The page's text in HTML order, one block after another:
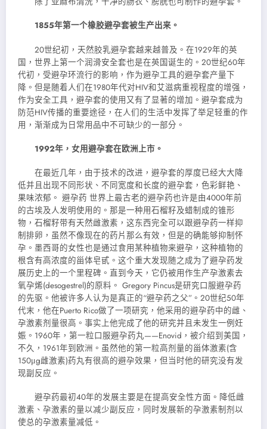
1855年第一个橡胶避孕套被生产出来。
20世纪初，天然胶乳避孕套越来越普及。在1929年的英
国，世界上第一个润滑安全套也是在英国诞生的。20世纪60年
代初，受避孕环流行的影响，作为避孕工具的避孕套产量下
降。但是随着人们在1980年代对HIV和艾滋病重视程度的增强，
作为安全工具，避孕套的使用又有了显著的增加。避孕套成为
防范HIV传播的重要途径，在人们的生活中发挥了举足轻重的作
用，渐渐成为日常用品中不可缺少的一部分。
1992年，女用避孕套在欧洲上市。
在最近几年，由于技术的改进，避孕套的厚度已经大大降
低并且出现不同形状、不同宽度和长度的避孕套，色彩鲜艳、
果味浓郁。 避孕药 世界上最古老的避孕药也许是由4000年前
的古埃及人发明使用的。 那是一种用石榴籽及蜡制成的锥形
物，石榴籽带有天然雌激素，这东西完全可以跟避孕药一样抑
制排卵，虽然不像现在的药片那么有效，但是的确能够抑制怀
孕。墨西哥的女性也是通过食用某种植物来避孕，这种植物的
根含有高浓度的甾体皂甙。这个重大发现随之成为了避孕药发
展历史上的一个里程碑。直到今天，它仍被用作生产孕激素去
氧孕烯(desogestrel)的原料。 Gregory Pincus是研究口服避孕药
的先驱。他被许多人认为是真正的“避孕药之父”。20世纪50年
代末，他在Puerto Rico做了一项研究，他采用的避孕药中的雌、
孕激素剂量很高。事实上他完成了他的研究并且未发生一例妊
娠。1960年，第一粒口服避孕药丸——Enovid，被介绍到美国，
不久，1961年到欧洲。虽然他的第一粒高剂量的甾体激素(含
150μg雌激素)药丸有很高的避孕效果，但当时他的研究没有发
现副反应。
避孕药最初40年的发展主要是在提高安全性方面。降低雌
激素、孕激素的量以减少副反应，同时发展新的孕激素制剂以
使总的孕激素量减低。